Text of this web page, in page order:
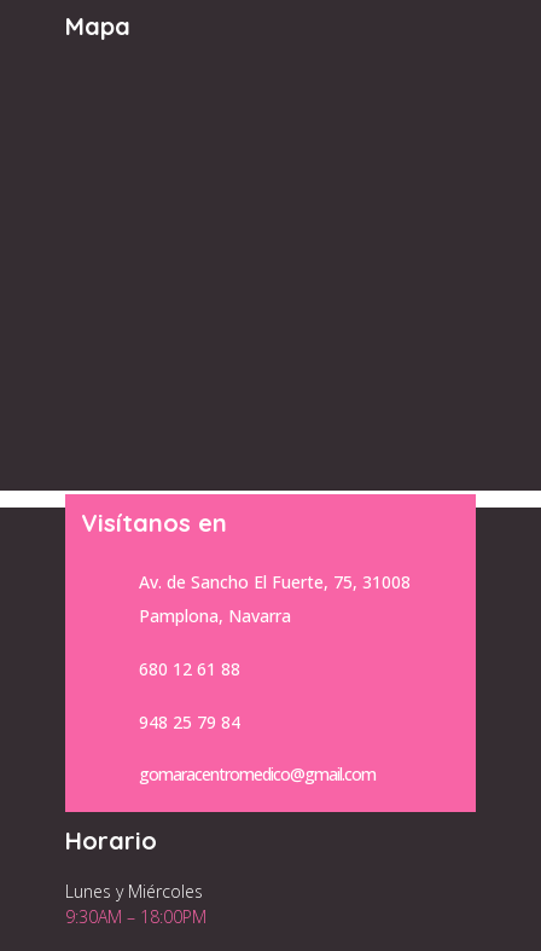
Mapa
Visítanos en
Av. de Sancho El Fuerte, 75, 31008
Pamplona, Navarra
680 12 61 88
948 25 79 84
gomaracentromedico@gmail.com
Horario
Lunes y Miércoles
9:30AM – 18:00PM